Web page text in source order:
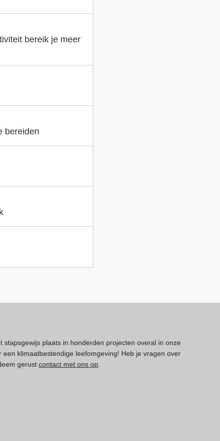
bereik je meer
bereiden
stapsgewijs plaats in honderden projecten overal in onze
klimaatbestendige leefomgeving! Heb je vragen over
gerust contact met ons op